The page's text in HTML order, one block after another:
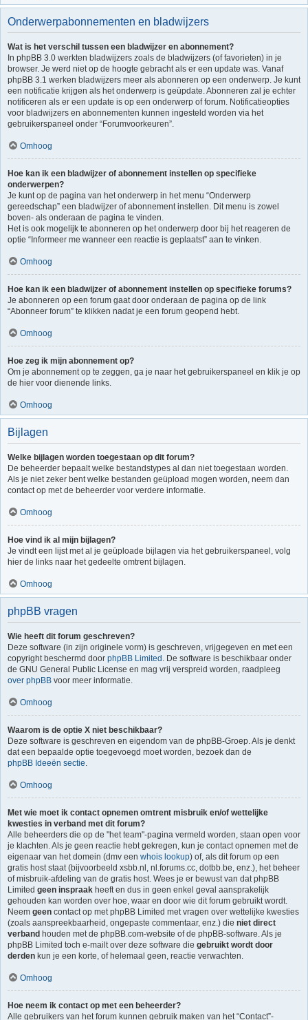
Onderwerpabonnementen en bladwijzers
Wat is het verschil tussen een bladwijzer en abonnement?
In phpBB 3.0 werkten bladwijzers zoals de bladwijzers (of favorieten) in je
browser. Je werd niet op de hoogte gebracht als er een update was. Vanaf
phpBB 3.1 werken bladwijzers meer als abonneren op een onderwerp. Je kunt
een notificatie krijgen als het onderwerp is geüpdate. Abonneren zal je echter
notificeren als er een update is op een onderwerp of forum. Notificatieopties
voor bladwijzers en abonnementen kunnen ingesteld worden via het
gebruikerspaneel onder “Forumvoorkeuren”.
Omhoog
Hoe kan ik een bladwijzer of abonnement instellen op specifieke
onderwerpen?
Je kunt op de pagina van het onderwerp in het menu “Onderwerp
gereedschap” een bladwijzer of abonnement instellen. Dit menu is zowel
boven- als onderaan de pagina te vinden.
Het is ook mogelijk te abonneren op het onderwerp door bij het reageren de
optie “Informeer me wanneer een reactie is geplaatst” aan te vinken.
Omhoog
Hoe kan ik een bladwijzer of abonnement instellen op specifieke forums?
Je abonneren op een forum gaat door onderaan de pagina op de link
“Abonneer forum” te klikken nadat je een forum geopend hebt.
Omhoog
Hoe zeg ik mijn abonnement op?
Om je abonnement op te zeggen, ga je naar het gebruikerspaneel en klik je op
de hier voor dienende links.
Omhoog
Bijlagen
Welke bijlagen worden toegestaan op dit forum?
De beheerder bepaalt welke bestandstypes al dan niet toegestaan worden.
Als je niet zeker bent welke bestanden geüpload mogen worden, neem dan
contact op met de beheerder voor verdere informatie.
Omhoog
Hoe vind ik al mijn bijlagen?
Je vindt een lijst met al je geüploade bijlagen via het gebruikerspaneel, volg
hier de links naar het gedeelte omtrent bijlagen.
Omhoog
phpBB vragen
Wie heeft dit forum geschreven?
Deze software (in zijn originele vorm) is geschreven, vrijgegeven en met een
copyright beschermd door phpBB Limited . De software is beschikbaar onder
de GNU General Public License en mag vrij verspreid worden, raadpleeg
over phpBB voor meer informatie.
Omhoog
Waarom is de optie X niet beschikbaar?
Deze software is geschreven en eigendom van de phpBB-Groep. Als je denkt
dat een bepaalde optie toegevoegd moet worden, bezoek dan de
phpBB Ideeën sectie.
Omhoog
Met wie moet ik contact opnemen omtrent misbruik en/of wettelijke
kwesties in verband met dit forum?
Alle beheerders die op de "het team"-pagina vermeld worden, staan open voor
je klachten. Als je geen reactie hebt gekregen, kun je contact opnemen met de
eigenaar van het domein (dmv een whois lookup) of, als dit forum op een
gratis host staat (bijvoorbeeld xsbb.nl, nl.forums.cc, dotbb.be, enz.), het beheer
of misbruik-afdeling van de gratis host. Wees je er bewust van dat phpBB
Limited geen inspraak heeft en dus in geen enkel geval aansprakelijk
gehouden kan worden over hoe, waar en door wie dit forum gebruikt wordt.
Neem geen contact op met phpBB Limited met vragen over wettelijke kwesties
(zoals aanspreekbaarheid, ongepaste commentaar, enz.) die niet direct
verband houden met de phpBB.com-website of de phpBB-software. Als je
phpBB Limited toch e-mailt over deze software die gebruikt wordt door
derden kun je een korte, of helemaal geen, reactie verwachten.
Omhoog
Hoe neem ik contact op met een beheerder?
Alle gebruikers van het forum kunnen gebruik maken van het “Contact”-